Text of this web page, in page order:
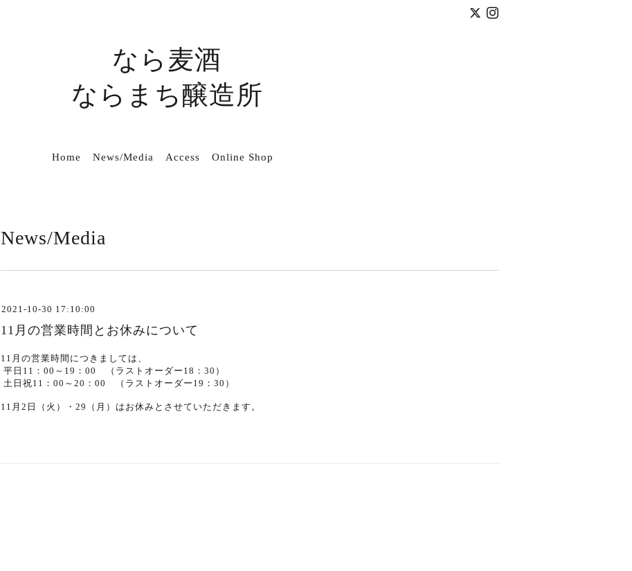
なら麦酒
ならまち醸造所
Home News/Media Access Online Shop
News/Media
2021-10-30 17:10:00
11月の営業時間とお休みについて
11月の営業時間につきましては、
平日11：00～19：00 （ラストオーダー18：30）
土日祝11：00～20：00 （ラストオーダー19：30）
11月2日（火）・29（月）はお休みとさせていただきます。